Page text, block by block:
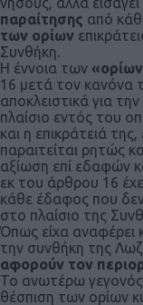
παραίτησης από
των ορίων
Συνθήκη.
Η έννοια των
16 μετά τον κανόνα
αποκλειστικά για
πλαίσιο εντός του
και η επικράτειά
παραιτείται ρητώς
αξίωση επί εδαφών
εκ του άρθρου 16
κάθε έδαφος που
στο πλαίσιο της
Όπως είχα αναφέρει
την συνθήκη της
αφορούν τον
Το ανωτέρω γεγονός
θέσπιση των ορίων